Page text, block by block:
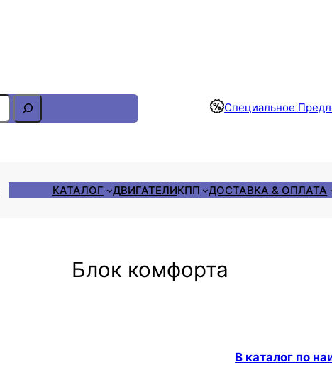
Специальное
КАТАЛОГ ДВИГАТЕЛИКПП ДОСТАВКА & ОПЛАТА
Блок комфорта
В каталог по